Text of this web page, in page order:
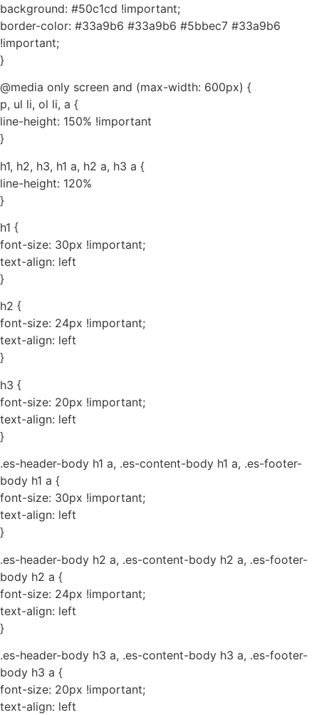
background: #50c1cd !important;
border-color: #33a9b6 #33a9b6 #5bbec7 #33a9b6
!important;
}
@media only screen and (max-width: 600px) {
p, ul li, ol li, a {
line-height: 150% !important
}
h1, h2, h3, h1 a, h2 a, h3 a {
line-height: 120%
}
h1 {
font-size: 30px !important;
text-align: left
}
h2 {
font-size: 24px !important;
text-align: left
}
h3 {
font-size: 20px !important;
text-align: left
}
.es-header-body h1 a, .es-content-body h1 a, .es-footer-
body h1 a {
font-size: 30px !important;
text-align: left
}
.es-header-body h2 a, .es-content-body h2 a, .es-footer-
body h2 a {
font-size: 24px !important;
text-align: left
}
.es-header-body h3 a, .es-content-body h3 a, .es-footer-
body h3 a {
font-size: 20px !important;
text-align: left